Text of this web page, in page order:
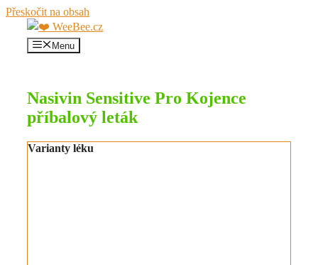
Přeskočit na obsah
Menu
Nasivin Sensitive Pro Kojence
příbalový leták
Varianty léku